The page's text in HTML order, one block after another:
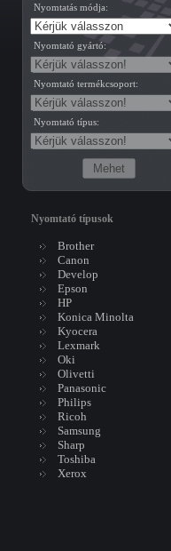
Nyomtatás módja:
Nyomtató gyártó:
Nyomtató termékcsoport:
Nyomtató típus:
Nyomtató típusok
Brother
Canon
Develop
Epson
HP
Konica Minolta
Kyocera
Lexmark
Oki
Olivetti
Panasonic
Philips
Ricoh
Samsung
Sharp
Toshiba
Xerox